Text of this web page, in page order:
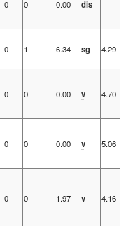
0 0 0.00 dis
0 1 6.34 sg 4.29
0 0 0.00 v 4.70
0 0 0.00 v 5.06
0 0 1.97 v 4.16